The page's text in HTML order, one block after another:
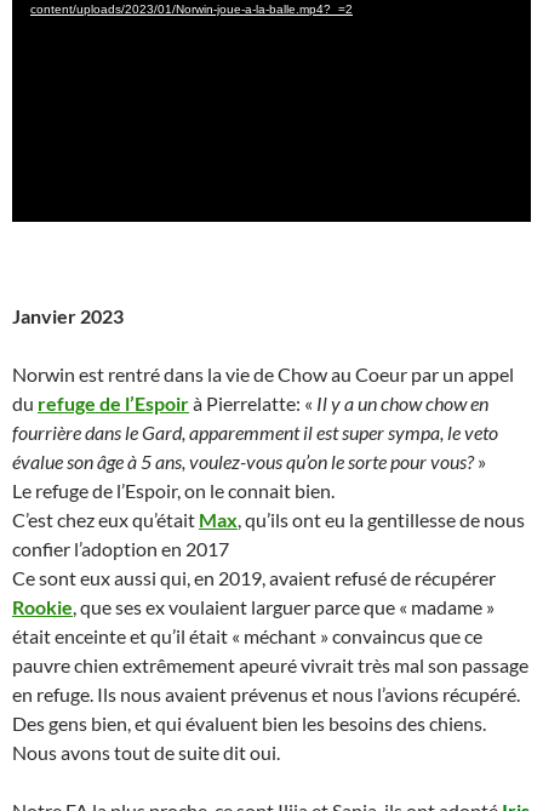
content/uploads/2023/01/Norwin-joue-a-la-balle.mp4?_=2
Janvier 2023
Norwin est rentré dans la vie de Chow au Coeur par un appel
du refuge de l’Espoirà Pierrelatte: « Il y a un chow chow en
fourrière dans le Gard, apparemment il est super sympa, le veto
évalue son âge à 5 ans, voulez-vous qu’on le sorte pour vous?»
Le refuge de l’Espoir, on le connait bien.
C’est chez eux qu’était Max, qu’ils ont eu la gentillesse de nous
confier l’adoption en 2017
Ce sont eux aussi qui, en 2019, avaient refusé de récupérer
Rookie, que ses ex voulaient larguer parce que « madame »
était enceinte et qu’il était « méchant » convaincus que ce
pauvre chien extrêmement apeuré vivrait très mal son passage
en refuge. Ils nous avaient prévenus et nous l’avions récupéré.
Des gens bien, et qui évaluent bien les besoins des chiens.
Nous avons tout de suite dit oui.